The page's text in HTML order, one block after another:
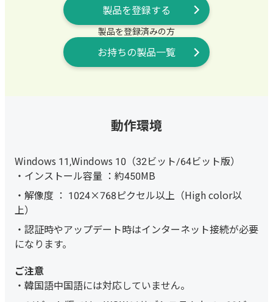
製品を登録する
製品を登録済みの方
お持ちの製品一覧
動作環境
Windows 11,Windows 10（32ビット/64ビット版）
インストール容量 ：約450MB
解像度 ： 1024×768ピクセル以上（High color以
上）
認証時やアップデート時はインターネット接続が必要
になります。
韓国語中国語には対応していません。